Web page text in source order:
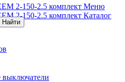
Меню
Каталог
Найти
выключатели